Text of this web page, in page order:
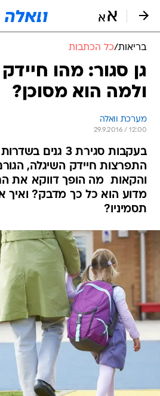
בריאות/כל הכתבות
גן סגור: מהו
ולמה הוא מסוכן?
מערכת וואלה
29.9.2016 / 12:00
בעקבות סגירת 3
התפרצות חיידק השיגלה,
והקאות  מה הופך דווקא את
מדוע הוא כל כך מדבק? ואיך
תסמיניו?